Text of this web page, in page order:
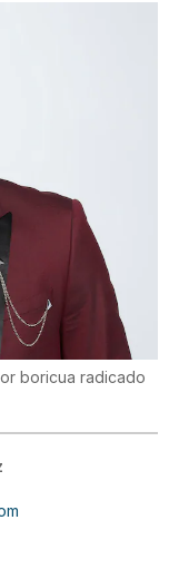
boricua radicado